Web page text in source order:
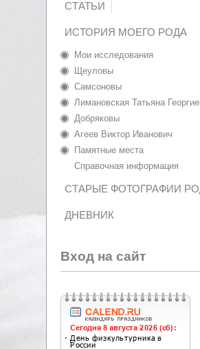
СТАТЬИ
ИСТОРИЯ МОЕГО РОДА
Мои исследования
Щеуловы
Самсоновы
Лимановская Татьяна
Добряковы
Агеев Виктор Иванович
Памятные места
Справочная информация
СТАРЫЕ ФОТОГРАФИИ
ДНЕВНИК
Вход на сайт